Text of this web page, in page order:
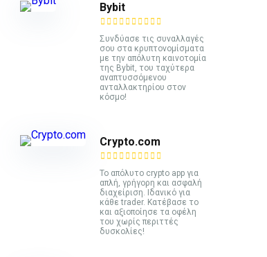
Bybit
Συνδύασε τις συναλλαγές
σου στα κρυπτονομίσματα
με την απόλυτη καινοτομία
της Bybit, του ταχύτερα
αναπτυσσόμενου
ανταλλακτηρίου στον
κόσμο!
Crypto.com
Το απόλυτο crypto app για
απλή, γρήγορη και ασφαλή
διαχείριση. Ιδανικό για
κάθε trader. Κατέβασε το
και αξιοποίησε τα οφέλη
του χωρίς περιττές
δυσκολίες!